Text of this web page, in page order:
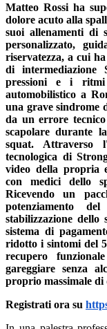
Matteo Rossi ha
dolore acuto alla
suoi allenamenti di
personalizzato,
riservatezza, a cui
di intermediazione
pressioni e i
automobilistico a
una grave sindrome
da un errore tecnico
scapolare durante
squat. Attraverso
tecnologica di
video della propria
con medici dello
Ricevendo un
potenziamento
stabilizzazione dello
sistema di
ridotto i sintomi del
recupero
gareggiare senza
proprio massimale
Registrati ora su